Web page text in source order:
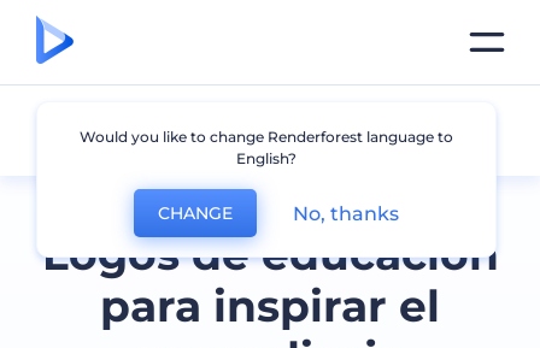
Logos de educación
para inspirar el
Educación
Would you like to change Renderforest language to
English?
CHANGE No, thanks